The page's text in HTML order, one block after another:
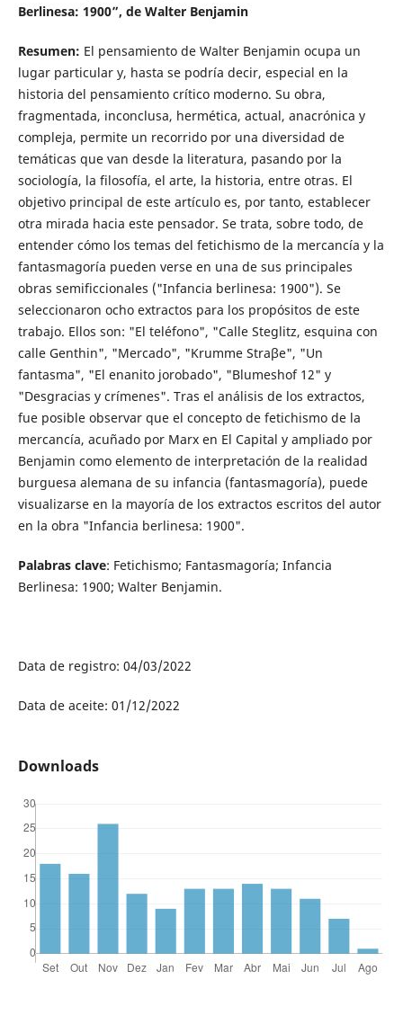
Berlinesa: 1900”, de Walter Benjamin
Resumen: El pensamiento de Walter Benjamin ocupa un
lugar particular y, hasta se podría decir, especial en la
historia del pensamiento crítico moderno. Su obra,
fragmentada, inconclusa, hermética, actual, anacrónica y
compleja, permite un recorrido por una diversidad de
temáticas que van desde la literatura, pasando por la
sociología, la filosofía, el arte, la historia, entre otras. El
objetivo principal de este artículo es, por tanto, establecer
otra mirada hacia este pensador. Se trata, sobre todo, de
entender cómo los temas del fetichismo de la mercancía y la
fantasmagoría pueden verse en una de sus principales
obras semificcionales ("Infancia berlinesa: 1900"). Se
seleccionaron ocho extractos para los propósitos de este
trabajo. Ellos son: "El teléfono", "Calle Steglitz, esquina con
calle Genthin", "Mercado", "Krumme Straβe", "Un
fantasma", "El enanito jorobado", "Blumeshof 12" y
"Desgracias y crímenes". Tras el análisis de los extractos,
fue posible observar que el concepto de fetichismo de la
mercancía, acuñado por Marx en El Capital y ampliado por
Benjamin como elemento de interpretación de la realidad
burguesa alemana de su infancia (fantasmagoría), puede
visualizarse en la mayoría de los extractos escritos del autor
en la obra "Infancia berlinesa: 1900".
Palabras clave: Fetichismo; Fantasmagoría; Infancia
Berlinesa: 1900; Walter Benjamin.
Data de registro: 04/03/2022
Data de aceite: 01/12/2022
Downloads